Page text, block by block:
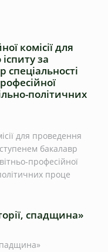
комісії для
за
спеціальності
політичних
для проведення
бакалавр
професійної
проце
спадщина»